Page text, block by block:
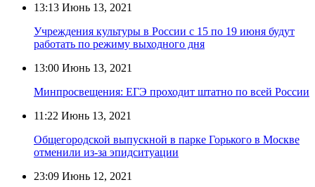
13:13 Июнь 13, 2021
Учреждения культуры в России с 15 по 19 июня будут
работать по режиму выходного дня
13:00 Июнь 13, 2021
Минпросвещения: ЕГЭ проходит штатно по всей России
11:22 Июнь 13, 2021
Общегородской выпускной в парке Горького в Москве
отменили из-за эпидситуации
23:09 Июнь 12, 2021